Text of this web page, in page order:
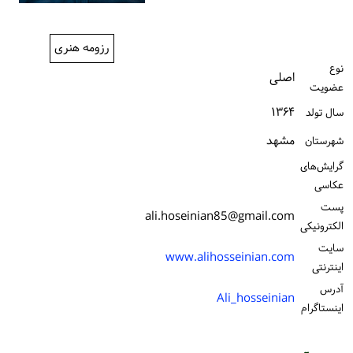
رزومه هنری
نوع
عضویت
اصلی
سال تولد ۱۳۶۴
شهرستان مشهد
گرایش‌های
عکاسی
پست
الكترونیكی ali.hoseinian85@gmail.com
سایت
اینترنتی
www.alihosseinian.com
آدرس
اینستاگرام Ali_hosseinian